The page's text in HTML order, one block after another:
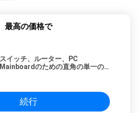
最高の価格で
スイッチ、ルーター、PC
Mainboardのための直角の単一の港
続行